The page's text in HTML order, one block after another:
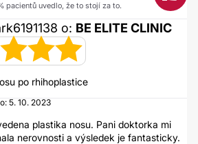
pacientů uvedlo, že to stojí za to.
o: BE ELITE CLINIC
po rhihoplastice
5. 10. 2023
plastika nosu. Pani doktorka mi
nerovnosti a výsledek je fantasticky.